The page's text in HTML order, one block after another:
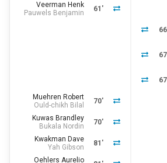
61'
Veerman Henk
Pauwels Benjamin
70'
Muehren Robert
Ould-chikh Bilal
70'
Kuwas Brandley
Bukala Nordin
81'
Kwakman Dave
Yah Gibson
Oehlers Aurelio